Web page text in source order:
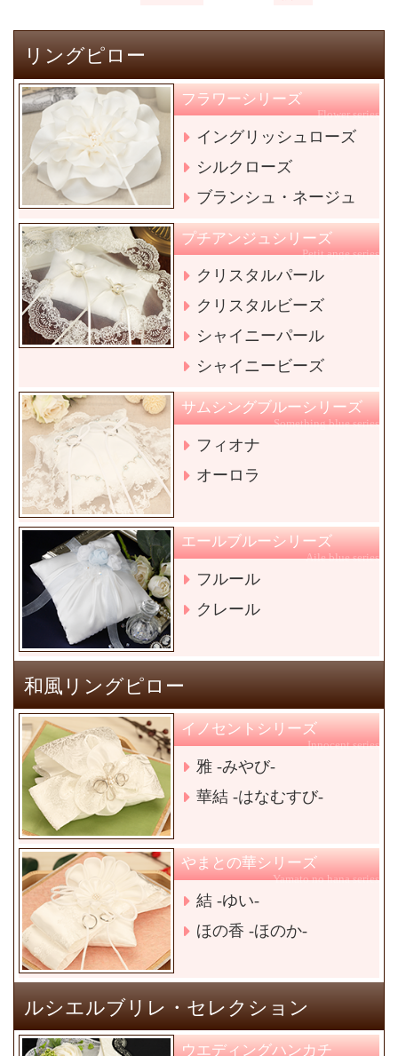
リングピロー
フラワーシリーズ
Flower series
イングリッシュローズ
シルクローズ
ブランシュ・ネージュ
プチアンジュシリーズ
Petit ange series
クリスタルパール
クリスタルビーズ
シャイニーパール
シャイニービーズ
サムシングブルーシリーズ
Something blue series
フィオナ
オーロラ
エールブルーシリーズ
Aile blue series
フルール
クレール
和風リングピロー
イノセントシリーズ
Innocent series
雅 -みやび-
華結 -はなむすび-
やまとの華シリーズ
Yamato no hana series
結 -ゆい-
ほの香 -ほのか-
ルシエルブリレ・セレクション
ウエディングハンカチ